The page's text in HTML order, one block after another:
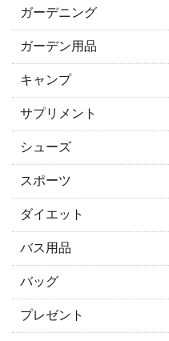
ガーデニング
ガーデン用品
キャンプ
サプリメント
シューズ
スポーツ
ダイエット
バス用品
バッグ
プレゼント